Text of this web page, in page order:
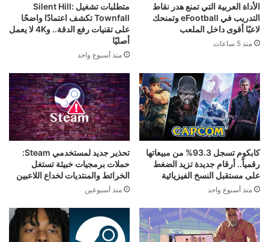
الأداة العربية التي تمنع هدر نقاط
التدريب في eFootball وتمنحك
لاعبًا أقوى داخل الملعب
منذ 5 ساعات
متطلبات تشغيل Silent Hill:
Townfall تكشف اعتمادًا واضحًا
على تقنيات رفع الدقة.. و4K لا يعمل
أصليًا
منذ أسبوع واحد
كابكوم تسجل 93.3% من مبيعاتها
رقمياً.. أرقام جديدة تزيد الضغط
على مستقبل النسخ الفيزيائية
منذ أسبوع واحد
تحذير جديد لمستخدمي Steam:
حملات برمجيات خبيثة تستغل
الخرائط والمنتديات لخداع اللاعبين
منذ أسبوعين